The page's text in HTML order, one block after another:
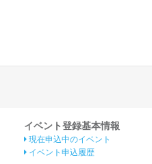
イベント登録基本情報
現在申込中のイベント
イベント申込履歴